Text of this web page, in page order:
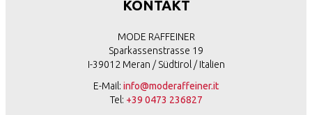
KONTAKT
MODE RAFFEINER
Sparkassenstrasse 19
I-39012 Meran / Südtirol / Italien
E-Mail: info@moderaffeiner.it
Tel: +39 0473 236827